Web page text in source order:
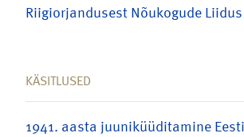
Riigiorjandusest Nõukogude Liidus
KÄSITLUSED
1941. aasta juuniküüditamine